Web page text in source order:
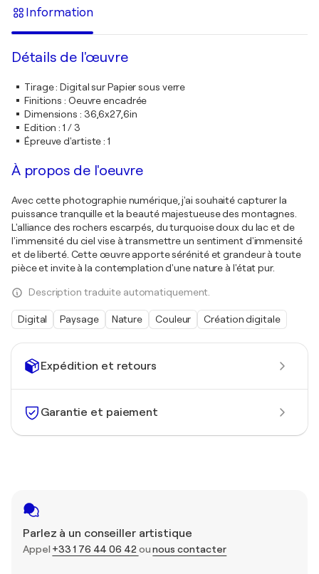
Expédition et retours
Garantie et paiement
Parlez à un conseiller artistique
Appel +33 1 76 44 06 42 ounous contacter
Information
Détails de l'œuvre
Tirage:Digital sur Papier sous verre
Finitions : Oeuvre encadrée
Dimensions : 36,6x27,6in
Edition :1 / 3
Épreuve d'artiste:1
À propos de l'oeuvre
Avec cette photographie numérique, j'ai souhaité capturer la
puissance tranquille et la beauté majestueuse des montagnes.
L'alliance des rochers escarpés, du turquoise doux du lac et de
l'immensité du ciel vise à transmettre un sentiment d'immensité
et de liberté. Cette œuvre apporte sérénité et grandeur à toute
pièce et invite à la contemplation d'une nature à l'état pur.
Description traduite automatiquement.
Digital Paysage Nature Couleur Création digitale